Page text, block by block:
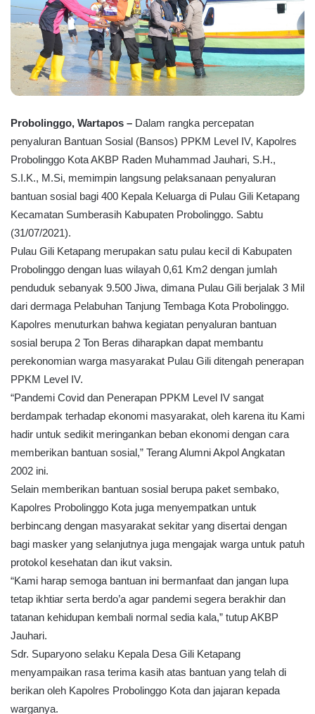
Probolinggo, Wartapos – Dalam rangka percepatan
penyaluran Bantuan Sosial (Bansos) PPKM Level IV, Kapolres
Probolinggo Kota AKBP Raden Muhammad Jauhari, S.H.,
S.I.K., M.Si, memimpin langsung pelaksanaan penyaluran
bantuan sosial bagi 400 Kepala Keluarga di Pulau Gili Ketapang
Kecamatan Sumberasih Kabupaten Probolinggo. Sabtu
(31/07/2021).
Pulau Gili Ketapang merupakan satu pulau kecil di Kabupaten
Probolinggo dengan luas wilayah 0,61 Km2 dengan jumlah
penduduk sebanyak 9.500 Jiwa, dimana Pulau Gili berjalak 3 Mil
dari dermaga Pelabuhan Tanjung Tembaga Kota Probolinggo.
Kapolres menuturkan bahwa kegiatan penyaluran bantuan
sosial berupa 2 Ton Beras diharapkan dapat membantu
perekonomian warga masyarakat Pulau Gili ditengah penerapan
PPKM Level IV.
“Pandemi Covid dan Penerapan PPKM Level IV sangat
berdampak terhadap ekonomi masyarakat, oleh karena itu Kami
hadir untuk sedikit meringankan beban ekonomi dengan cara
memberikan bantuan sosial,” Terang Alumni Akpol Angkatan
2002 ini.
Selain memberikan bantuan sosial berupa paket sembako,
Kapolres Probolinggo Kota juga menyempatkan untuk
berbincang dengan masyarakat sekitar yang disertai dengan
bagi masker yang selanjutnya juga mengajak warga untuk patuh
protokol kesehatan dan ikut vaksin.
“Kami harap semoga bantuan ini bermanfaat dan jangan lupa
tetap ikhtiar serta berdo’a agar pandemi segera berakhir dan
tatanan kehidupan kembali normal sedia kala,” tutup AKBP
Jauhari.
Sdr. Suparyono selaku Kepala Desa Gili Ketapang
menyampaikan rasa terima kasih atas bantuan yang telah di
berikan oleh Kapolres Probolinggo Kota dan jajaran kepada
warganya.